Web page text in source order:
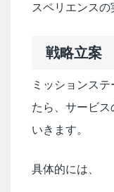
スペリエンスの
戦略立案
ミッションス
たら、サービ
いきます。
具体的には、